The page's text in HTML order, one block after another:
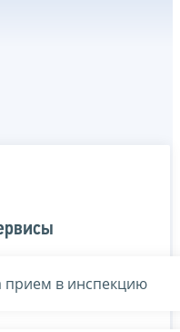
прием в инспекцию